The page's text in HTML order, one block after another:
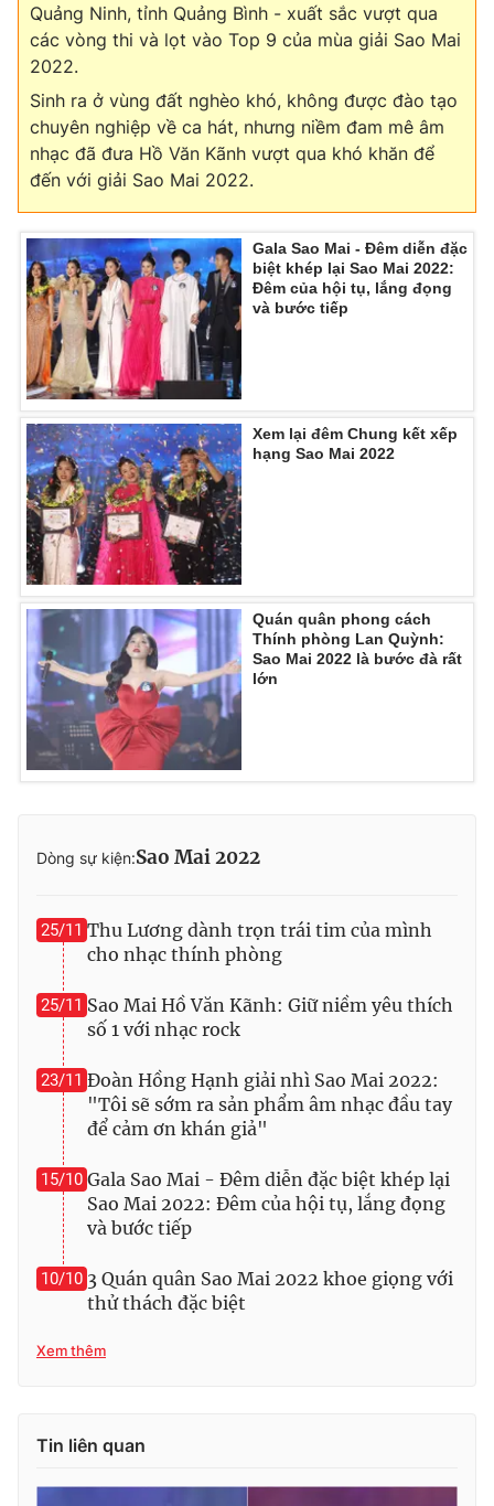
Quảng Ninh, tỉnh Quảng Bình - xuất sắc vượt qua
các vòng thi và lọt vào Top 9 của mùa giải Sao Mai
2022.
Sinh ra ở vùng đất nghèo khó, không được đào tạo
chuyên nghiệp về ca hát, nhưng niềm đam mê âm
nhạc đã đưa Hồ Văn Kãnh vượt qua khó khăn để
đến với giải Sao Mai 2022.
Gala Sao Mai - Đêm diễn đặc
biệt khép lại Sao Mai 2022:
Đêm của hội tụ, lắng đọng
và bước tiếp
Xem lại đêm Chung kết xếp
hạng Sao Mai 2022
Quán quân phong cách
Thính phòng Lan Quỳnh:
Sao Mai 2022 là bước đà rất
lớn
Dòng sự kiện:Sao Mai 2022
25/11 Thu Lương dành trọn trái tim của mình
cho nhạc thính phòng
25/11 Sao Mai Hồ Văn Kãnh: Giữ niềm yêu thích
số 1 với nhạc rock
23/11 Đoàn Hồng Hạnh giải nhì Sao Mai 2022:
"Tôi sẽ sớm ra sản phẩm âm nhạc đầu tay
để cảm ơn khán giả"
15/10 Gala Sao Mai - Đêm diễn đặc biệt khép lại
Sao Mai 2022: Đêm của hội tụ, lắng đọng
và bước tiếp
10/10 3 Quán quân Sao Mai 2022 khoe giọng với
thử thách đặc biệt
Xem thêm
Tin liên quan